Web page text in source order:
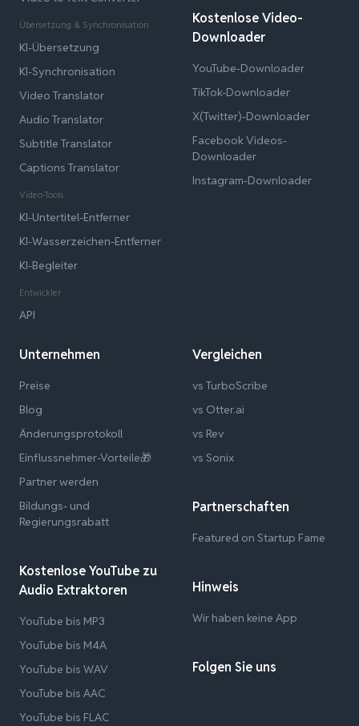
Übersetzung & Synchronisation
KI-Übersetzung
KI-Synchronisation
Video Translator
Audio Translator
Subtitle Translator
Captions Translator
Video-Tools
KI-Untertitel-Entferner
KI-Wasserzeichen-Entferner
KI-Begleiter
Entwickler
API
Kostenlose Video-
Downloader
YouTube-Downloader
TikTok-Downloader
X(Twitter)-Downloader
Facebook Videos-
Downloader
Instagram-Downloader
Unternehmen
Preise
Blog
Änderungsprotokoll
Einflussnehmer-Vorteile🎁
Partner werden
Bildungs- und
Regierungsrabatt
Kostenlose YouTube zu
Audio Extraktoren
YouTube bis MP3
YouTube bis M4A
YouTube bis WAV
YouTube bis AAC
YouTube bis FLAC
Vergleichen
vs TurboScribe
vs Otter.ai
vs Rev
vs Sonix
Partnerschaften
Featured on Startup Fame
Hinweis
Wir haben keine App
Folgen Sie uns